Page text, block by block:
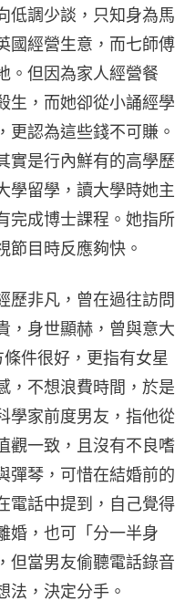
低調少談，只知身為馬
國經營生意，而七師傅
。但因為家人經營餐
生，而她卻從小誦經學
更認為這些錢不可賺。
實是行內鮮有的高學歷
學留學，讀大學時她主
完成博士課程。她指所
節目時反應夠快。
歷非凡，曾在過往訪問
，身世顯赫，曾與意大
件很好，更指有女星
，不想浪費時間，於是
學家前度男友，指他從
觀一致，且沒有不良嗜
彈琴，可惜在結婚前的
電話中提到，自己覺得
婚，也可「分一半身
但當男友偷聽電話錄音
法，決定分手。